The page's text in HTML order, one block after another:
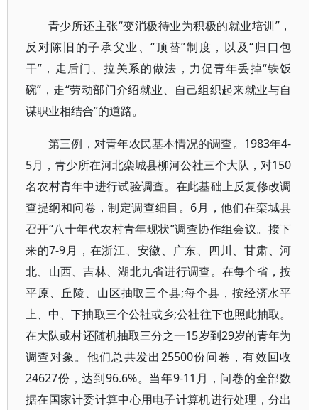
青少所还主张“变消极待业为积极的就业培训”，
反对陈旧的子承父业、“顶替”制度，以及“归口包
干”，走后门、拉关系的做法，力促青年丢掉“铁饭
碗”，走“劳动部门介绍就业、自己组织起来就业与自
谋职业相结合”的道路。
第三例，对青年农民基本情况的调查。1983年4-
5月，青少所在河北栾城县柳河公社三个大队，对150
名农村青年中进行试验调查。在此基础上反复修改调
查提纲和问卷，制定调查细目。6月，他们在栾城县
召开“八十年代农村青年现状”调查协作组会议。接下
来的7-9月，在浙江、安徽、广东、四川、甘肃、河
北、山西、吉林、湖北九省进行调查。在每个省，按
平原、丘陵、山区抽取三个县;每个县，按经济水平
上、中、下抽取三个公社或乡;公社往下也照此抽取。
在大队或村还随机抽取三分之一15岁到29岁的青年为
调查对象。他们总共发出25500份问卷，有效回收
24627份，达到96.6%。当年9-11月，问卷的全部数
据在国家计委计算中心用电子计算机进行处理，分出